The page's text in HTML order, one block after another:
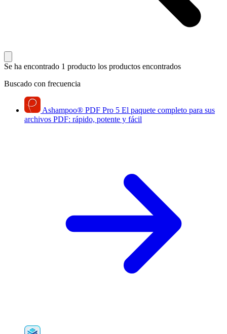
Se ha encontrado 1 producto los productos encontrados
Buscado con frecuencia
Ashampoo® PDF Pro 5 El paquete completo para sus
archivos PDF: rápido, potente y fácil